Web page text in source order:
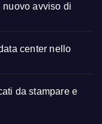
avviso di
center nello
da stampare e